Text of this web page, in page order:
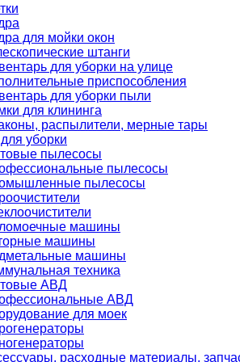
для мойки окон
штанги
для уборки на улице
приспособления
для уборки пыли
для клининга
распылители, мерные тары
уборки
пылесосы
пылесосы
пылесосы
машины
машины
машины
техника
АВД
АВД
для моек
расходные материалы,